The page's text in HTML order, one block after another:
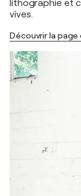
lithographie et
vives.
Découvrir la page